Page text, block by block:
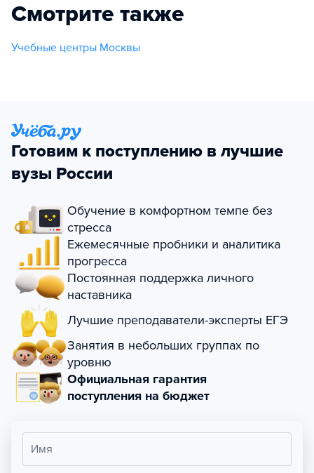
Смотрите также
Учебные центры Москвы
Готовим к поступлению в лучшие
вузы России
Обучение в комфортном темпе без
стресса
Ежемесячные пробники и аналитика
прогресса
Постоянная поддержка личного
наставника
Лучшие преподаватели-эксперты ЕГЭ
Занятия в небольших группах по
уровню
Официальная гарантия
поступления на бюджет
Имя